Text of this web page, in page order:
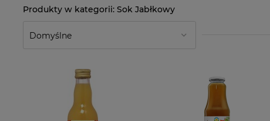
Sok Jabłkowy